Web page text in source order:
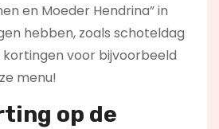
en Moeder Hendrina” in
hebben, zoals schoteldag
voor bijvoorbeeld
menu!
op de